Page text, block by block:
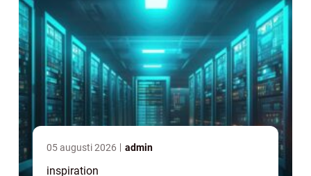
05 augusti 2026 admin
inspiration